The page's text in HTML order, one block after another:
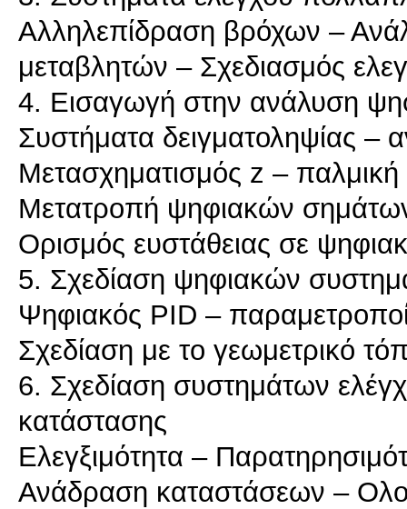
Αλληλεπίδραση βρόχων –
μεταβλητών – Σχεδιασμός
4. Εισαγωγή στην ανάλυση
Συστήματα δειγματοληψίας –
Μετασχηματισμός z –
Μετατροπή ψηφιακών
Ορισμός ευστάθειας σε
5. Σχεδίαση ψηφιακών
Ψηφιακός PID –
Σχεδίαση με το γεωμετρικό
6. Σχεδίαση συστημάτων
κατάστασης
Ελεγξιμότητα –
Ανάδραση καταστάσεων –